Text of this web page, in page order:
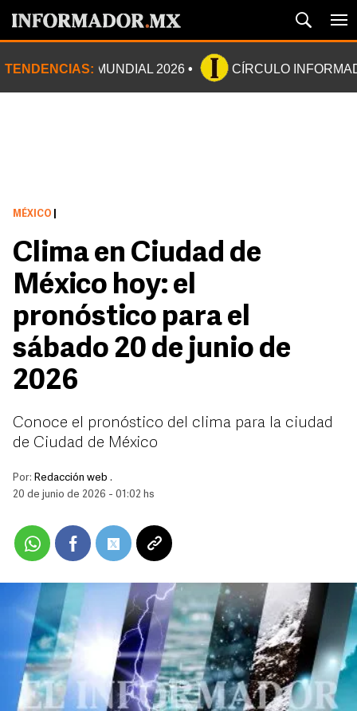
TENDENCIAS: MUNDIAL 2026 CÍRCULO
MÉXICO
Clima en Ciudad de
México hoy: el
pronóstico para el
sábado 20 de junio de
2026
Conoce el pronóstico del clima para la ciudad
de Ciudad de México
Por: Redacción web .
20 de junio de 2026 - 01:02 hs